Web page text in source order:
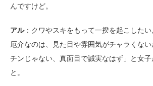
んですけど。
アル：クワやスキをもって一揆を起こした
厄介なのは、見た目や雰囲気がチャラくな
チンじゃない、真面目で誠実なはず」と女
と。